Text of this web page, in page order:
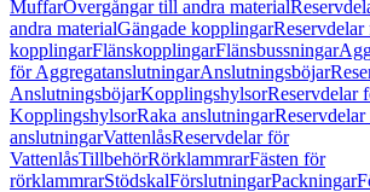
MuffarÖvergångar till andra material
andra materialGängade kopplingar
kopplingarFlänskopplingarFlänsbussningar
för AggregatanslutningarAnslutningsböjar
AnslutningsböjarKopplingshylsorReservdelar
KopplingshylsorRaka anslutningar
anslutningarVattenlåsReservdelar för
VattenlåsTillbehörRörklammrarFästen för
rörklammrarStödskalFörslutningarPackningar